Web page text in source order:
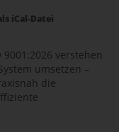
iCal-Datei
9001:2026 verstehen
umsetzen –
die